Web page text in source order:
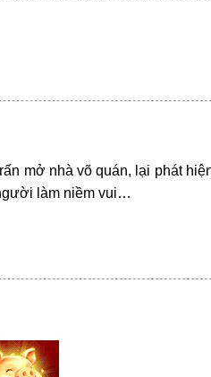
mở nhà võ quán, lại phát
làm niềm vui…